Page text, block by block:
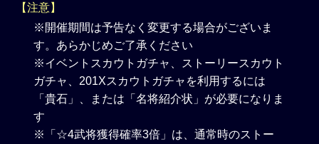
【注意】
※開催期間は予告なく変更する場合がございま
す。あらかじめご了承ください
※イベントスカウトガチャ、ストーリースカウト
ガチャ、201Xスカウトガチャを利用するには
「貴石」、または「名将紹介状」が必要になりま
す
※「☆4武将獲得確率3倍」は、通常時のストー